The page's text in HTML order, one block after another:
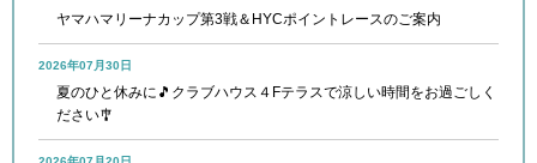
ヤマハマリーナカップ第3戦＆HYCポイントレースのご案内
2026年07月30日
夏のひと休みに🎵クラブハウス４Fテラスで涼しい時間をお過ごしく
ださい🎐